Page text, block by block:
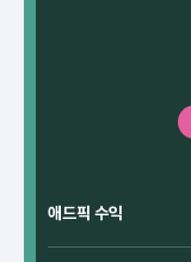
애드픽 수익